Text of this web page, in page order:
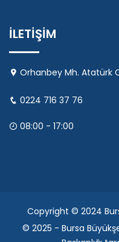
İLETİŞİM
Orhanbey Mh. Atatürk
0224 716 37 76
08:00 - 17:00
Copyright © 2024
© 2025 - Bursa